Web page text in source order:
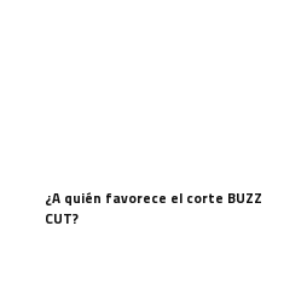
¿A quién favorece el corte BUZZ
CUT?